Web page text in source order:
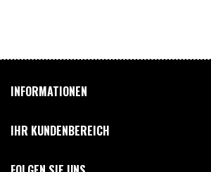
INFORMATIONEN
IHR KUNDENBEREICH